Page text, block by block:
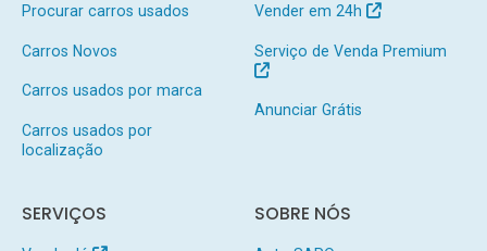
Procurar carros usados
Carros Novos
Carros usados por marca
Carros usados por
localização
Vender em 24h
Serviço de Venda Premium
Anunciar Grátis
SERVIÇOS SOBRE NÓS